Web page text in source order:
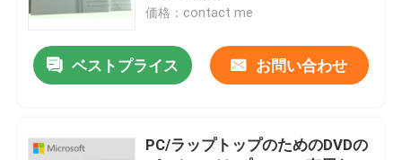
Windows 11 DVDのパック
マイクロソフト オフィス 2024
価格：contact me
ベストプライス お問い合わせ
PC/ラップトップのためのDVDの